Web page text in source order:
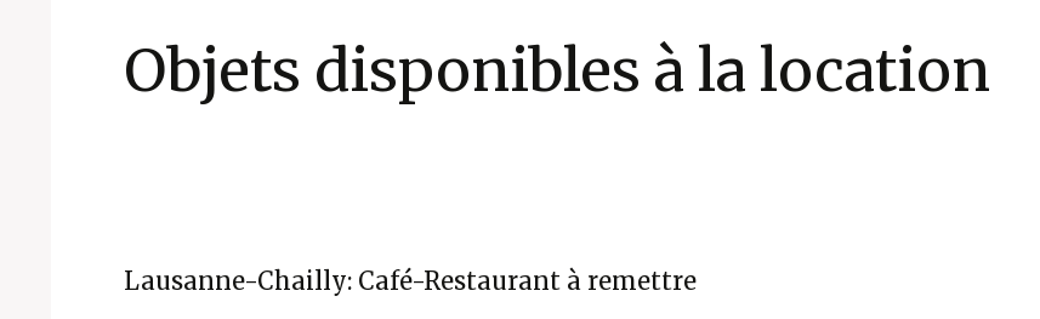
Objets disponibles à la location
Lausanne-Chailly: Café-Restaurant à remettre